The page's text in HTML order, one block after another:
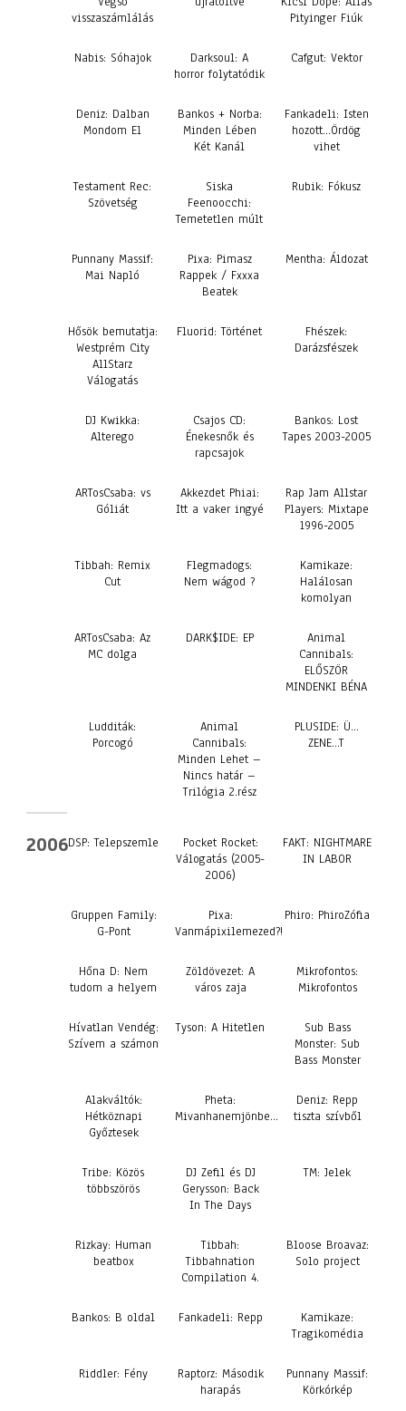
visszaszámlálás
Pityinger Fiúk
Nabis: Sóhajok
Darksoul: A
horror folytatódik
Cafgut: Vektor
Deniz: Dalban
Mondom El
Bankos + Norba:
Minden Lében
Két Kanál
Fankadeli: Isten
hozott…Ördög
vihet
Testament Rec:
Szövetség
Siska
Feenoocchi:
Temetetlen múlt
Rubik: Fókusz
Punnany Massif:
Mai Napló
Pixa: Pimasz
Rappek / Fxxxa
Beatek
Mentha: Áldozat
Hősök bemutatja:
Westprém City
AllStarz
Válogatás
Fluorid: Történet
Fhészek:
Darázsfészek
DJ Kwikka:
Alterego
Csajos CD:
Énekesnők és
rapcsajok
Bankos: Lost
Tapes 2003-2005
ARTosCsaba: vs
Góliát
Akkezdet Phiai:
Itt a vaker ingyé
Rap Jam Allstar
Players: Mixtape
1996-2005
Tibbah: Remix
Cut
Flegmadogs:
Nem wágod ?
Kamikaze:
Halálosan
komolyan
ARTosCsaba: Az
MC dolga
DARK$IDE: EP
Animal
Cannibals:
ELŐSZÖR
MINDENKI BÉNA
Ludditák:
Porcogó
Animal
Cannibals:
Minden Lehet –
Nincs határ –
Trilógia 2.rész
PLUSIDE: Ü…
ZENE…T
2006DSP: Telepszemle
Pocket Rocket:
Válogatás (2005-
2006)
FAKT: NIGHTMARE
IN LABOR
Gruppen Family:
G-Pont
Pixa:
Vanmápixilemezed?!
Phiro: PhiroZófia
Hőna D: Nem
tudom a helyem
Zöldövezet: A
város zaja
Mikrofontos:
Mikrofontos
Hívatlan Vendég:
Szívem a számon
Tyson: A Hitetlen
Sub Bass
Monster: Sub
Bass Monster
Alakváltók:
Hétköznapi
Győztesek
Pheta:
Mivanhanemjönbe…
Deniz: Repp
tiszta szívből
Tribe: Közös
többszörös
DJ Zefil és DJ
Gerysson: Back
In The Days
TM: Jelek
Rizkay: Human
beatbox
Tibbah:
Tibbahnation
Compilation 4.
Bloose Broavaz:
Solo project
Bankos: B oldal Fankadeli: Repp
Kamikaze:
Tragikomédia
Riddler: Fény
Raptorz: Második
harapás
Punnany Massif:
Körkórkép